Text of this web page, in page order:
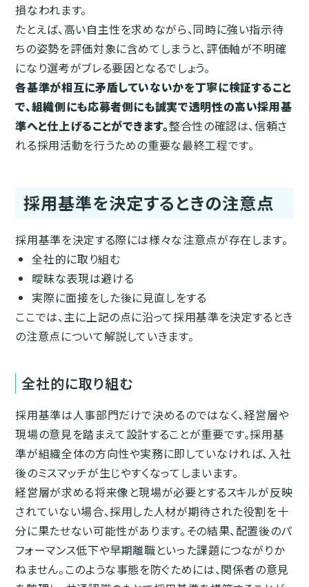
損なわれます。
たとえば、高い自主性を求めながら、同時に強い指示待
ちの姿勢を評価対象に含めてしまうと、評価軸が不明確
になり選考がブレる要因となるでしょう。
各基準が相互に矛盾していないかを丁寧に検証すること
で、組織側にも応募者側にも誠実で透明性の高い採用基
準へと仕上げることができます。整合性の確認は、信頼さ
れる採用活動を行うための重要な最終工程です。
採用基準を決定するときの注意点
採用基準を決定する際には様々な注意点が存在します。
全社的に取り組む
曖昧な表現は避ける
実際に面接をした後に見直しをする
ここでは、主に上記の点に沿って採用基準を決定するとき
の注意点について解説していきます。
全社的に取り組む
採用基準は人事部門だけで決めるのではなく、経営層や
現場の意見を踏まえて設計することが重要です。採用基
準が組織全体の方向性や実務に即していなければ、入社
後のミスマッチが生じやすくなってしまいます。
経営層が求める将来像と現場が必要とするスキルが反映
されていない場合、採用した人材が期待された役割を十
分に果たせない可能性があります。その結果、配置後のパ
フォーマンス低下や早期離職といった課題につながりか
ねません。このような事態を防ぐためには、関係者の意見